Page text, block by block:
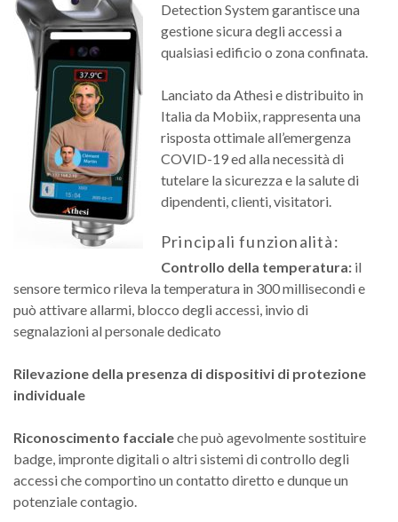
Detection System garantisce una
gestione sicura degli accessi a
qualsiasi edificio o zona confinata.
Lanciato da Athesi e distribuito in
Italia da Mobiix, rappresenta una
risposta ottimale all’emergenza
COVID-19 ed alla necessità di
tutelare la sicurezza e la salute di
dipendenti, clienti, visitatori.
Principali funzionalità:
Controllo della temperatura: il
sensore termico rileva la temperatura in 300 millisecondi e
può attivare allarmi, blocco degli accessi, invio di
segnalazioni al personale dedicato
Rilevazione della presenza di dispositivi di protezione
individuale
Riconoscimento faccialeche può agevolmente sostituire
badge, impronte digitali o altri sistemi di controllo degli
accessi che comportino un contatto diretto e dunque un
potenziale contagio.